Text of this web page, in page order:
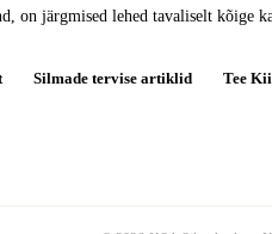
on järgmised lehed tavaliselt kõige
Silmade tervise artiklid Tee